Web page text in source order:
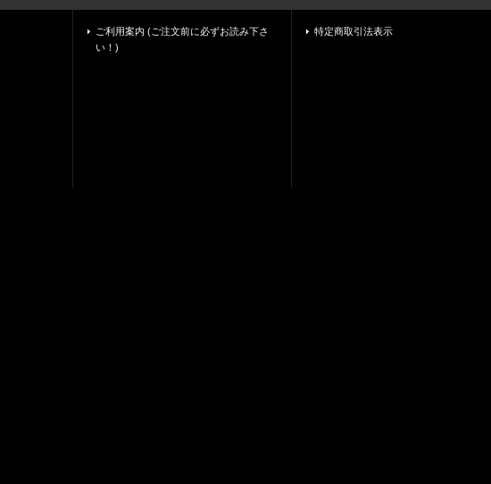
ご利用案内 (ご注文前に必ずお読み下さ
い！)
特定商取引法表示